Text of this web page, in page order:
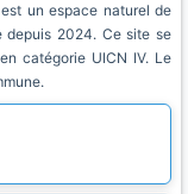
un espace naturel de
depuis 2024. Ce site se
catégorie UICN IV. Le